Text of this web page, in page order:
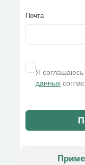
Почта
Я
данных